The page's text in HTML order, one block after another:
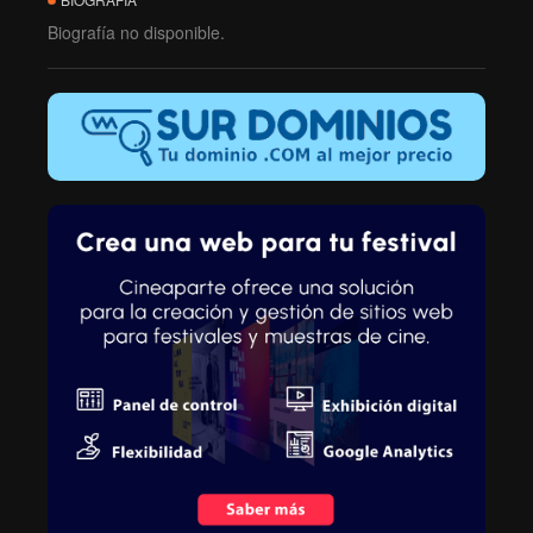
Biografía no disponible.